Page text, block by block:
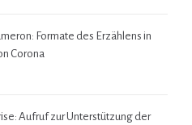
Formate des Erzählens in
Corona
Aufruf zur Unterstützung der